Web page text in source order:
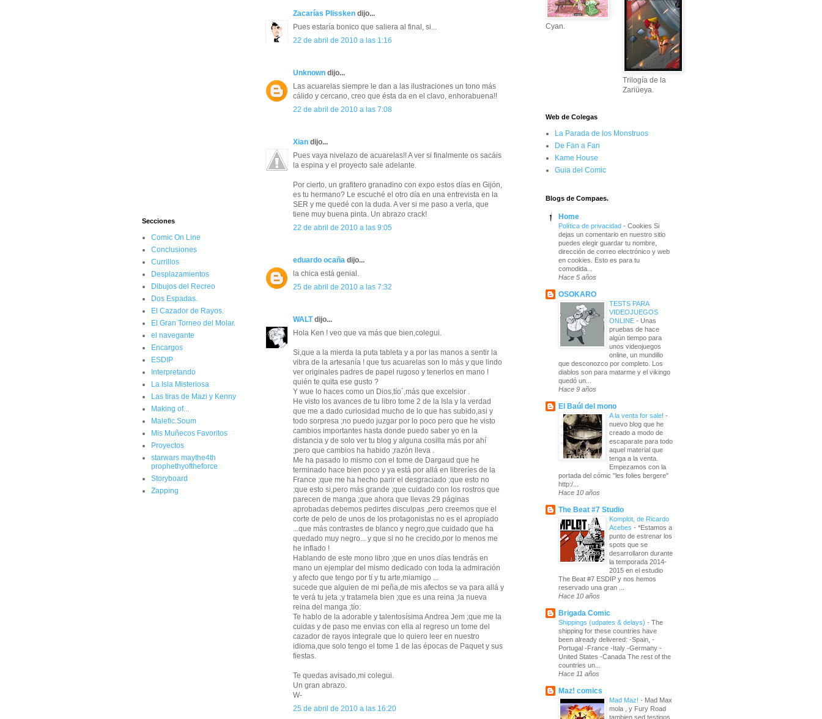
Zacarías Plissken dijo...
Pues estaría bonico que saliera al final, si...
22 de abril de 2010 a las 1:16
Unknown dijo...
Las acuarelas siempre le dan a las ilustraciones un tono más
cálido y cercano, creo que ésta da en el clavo, enhorabuena!!
22 de abril de 2010 a las 7:08
Xian dijo...
Pues vaya nivelazo de acuarelas!! A ver si finalmente os sacáis
la espina y el proyecto sale adelante.
Por cierto, un grafitero granadino con expo estos días en Gijón,
es tu hermano? Le escuché el otro día en una entrevista en la
SER y me quedé con la duda. A ver si me paso a verla, que
tiene muy buena pinta. Un abrazo crack!
22 de abril de 2010 a las 9:05
eduardo ocaña dijo...
la chica está genial.
25 de abril de 2010 a las 7:32
WALTdijo...
Hola Ken ! veo que va más que bien,colegui.
Si,que a la mierda la puta tableta y a por las manos a sentir la
vibra de la artesanía ! que tus acuarelas son lo más y que lindo
ver originales padres de papel rugoso y tenerlos en mano !
quién te quita ese gusto ?
Y wue lo haces como un Dios,tío´,más que excelsior .
He visto los avances de tu libro tome 2 de la Isla y la verdad
que me a dado curiosidad mucho de lo que has subido,asi y
todo sorpresa ;no puedo juzgar por lo poco pero que he visto
cambios importantes hasta donde puedo saber yo en la
distancia y de solo ver tu blog y alguna cosilla más por ahí
;pero que cambios ha habido ;razón lleva .
Me ha pasado lo mismo con el tome de Dargaud que he
terminado hace bien poco y ya está por allá en libreríes de la
France ;que me ha hecho parir el desgraciado ;que esto no
;que esto si,pero más grande ;que cuidado con los rostros que
parecen de manga ;que ahora que llevas 29 páginas
aprobadas debemos pedirtes disculpas ,pero creemos que el
corte de pelo de unos de los protagonistas no es el apropiado
...que más contrastes de blanco y negro,que cuidado que ha
quedado muy negro... y que si no he crecido,por lo menos me
he inflado !
Hablando de este mono libro ;que en unos días tendrás en
mano un ejemplar del mismo dedicado con toda la admiración
y afecto que tengo por tí y tu arte,miamigo ...
sucede que alguien de mi peña,de mis afectos se va para allá y
te verá tu jeta ;y tratamela bien ;que es una reina ;la nueva
reina del manga ;tío:
Te hablo de la adorable y talentosísima Andrea Jem ;que me la
cuidas y de paso me envias con ella al regreso un tome del
cazador de rayos integrale que lo quiero leer en nuestro
idioma,que solo tengo el tome 1 de las épocas de Paquet y sus
fiestas.
Te quedas avisado,mi colegui.
Un gran abrazo.
W-
25 de abril de 2010 a las 16:20
Secciones
Comic On Line
Conclusiones
Currillos
Desplazamientos
Dibujos del Recreo
Dos Espadas.
El Cazador de Rayos.
El Gran Torneo del Molar.
el navegante
Encargos
ESDIP
Interpretando
La Isla Misteriosa
Las tiras de Mazi y Kenny
Making of...
Malefic.Soum
Mis Muñecos Favoritos
Proyectos
starwars maythe4th
prophethyoftheforce
Storyboard
Zapping
Cyan.
Trilogía de la
Zariüeya.
Web de Colegas
La Parada de los Monstruos
De Fan a Fan
Kame House
Guia del Comic
Blogs de Compaes.
Home
Política de privacidad - Cookies Si
dejas un comentario en nuestro sitio
puedes elegir guardar tu nombre,
dirección de correo electrónico y web
en cookies. Esto es para tu
comodida...
Hace 5 años
OSOKARO
TESTS PARA
VIDEOJUEGOS
ONLINE - Unas
pruebas de hace
algún tiempo para
unos videojuegos
online, un mundillo
que desconozco por completo. Los
diablos son para matarme y el vikingo
quedó un...
Hace 9 años
El Baúl del mono
A la venta for sale! -
nuevo blog que he
creado a modo de
escaparate para todo
aquel material que
tenga a la venta.
Empezamos con la
portada del cómic "les folies bergere"
http:/...
Hace 10 años
The Beat #7 Studio
Komplot, de Ricardo
Acebes - *Estamos a
punto de estrenar los
spots que se
desarrollaron durante
la temporada 2014-
2015 en el estudio
The Beat #7 ESDIP y nos hemos
reservado una gran ...
Hace 10 años
Brigada Comic
Shippings (udpates & delays) - The
shipping for these countries have
been already delivered: -Spain, -
Portugal -France -Italy -Germany -
United States -Canada The rest of the
countries un...
Hace 11 años
Maz! comics
Mad Maz! - Mad Max
mola , y Fury Road
tambien sed testigos